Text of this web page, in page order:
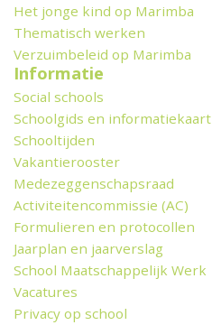
Het jonge kind op Marimba
Thematisch werken
Verzuimbeleid op Marimba
Informatie
Social schools
Schoolgids en informatiekaart
Schooltijden
Vakantierooster
Medezeggenschapsraad
Activiteitencommissie (AC)
Formulieren en protocollen
Jaarplan en jaarverslag
School Maatschappelijk Werk
Vacatures
Privacy op school